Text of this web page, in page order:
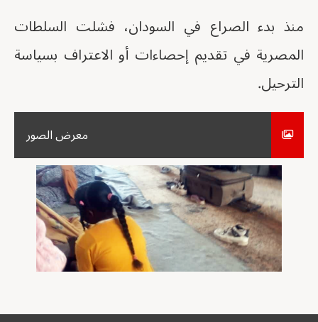
منذ بدء الصراع في السودان، فشلت السلطات
المصرية في تقديم إحصاءات أو الاعتراف بسياسة
الترحيل.
معرض الصور